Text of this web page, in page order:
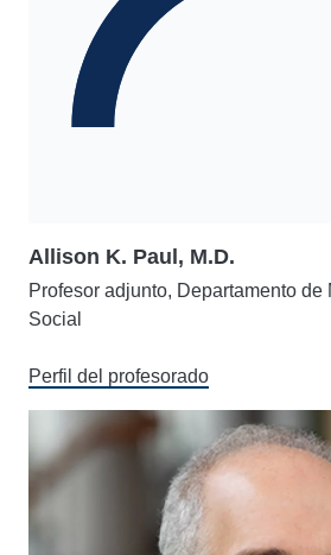
Allison K. Paul, M.D.
Profesor adjunto, Departamento
Social
Perfil del profesorado